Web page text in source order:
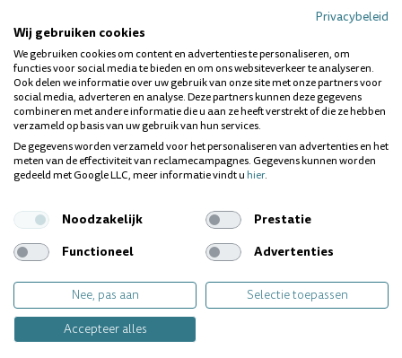
Snel resultaat
Veilige materialen
Begeleiding door een professional
Je kunt kiezen voor een behandeling in de
tandartsstoel of voor op maat gemaakte
bleeklepels die je thuis gebruikt.
2.Tanden witter maken thuis: wat werkt
Er zijn ook verschillende manieren om thuis zelf aan
je glimlach te werken. Niet alles is even effectief en
sommige methodes zijn zelfs schadelijk. Hieronder
de veiligste opties:
A)Whitening tandpasta
Privacybeleid
Wij gebruiken cookies
We gebruiken cookies om content en advertenties te personaliseren, om
functies voor social media te bieden en om ons websiteverkeer te analyseren.
Ook delen we informatie over uw gebruik van onze site met onze partners voor
social media, adverteren en analyse. Deze partners kunnen deze gegevens
combineren met andere informatie die u aan ze heeft verstrekt of die ze hebben
verzameld op basis van uw gebruik van hun services.
De gegevens worden verzameld voor het personaliseren van advertenties en het
meten van de effectiviteit van reclamecampagnes. Gegevens kunnen worden
gedeeld met Google LLC, meer informatie vindt uhier.
Noodzakelijk
Prestatie
Functioneel
Advertenties
Nee, pas aan
Selectie toepassen
Accepteer alles